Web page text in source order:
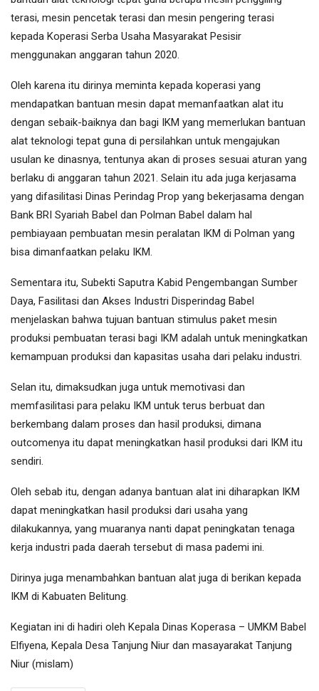
terasi, mesin pencetak terasi dan mesin pengering terasi
kepada Koperasi Serba Usaha Masyarakat Pesisir
menggunakan anggaran tahun 2020.
Oleh karena itu dirinya meminta kepada koperasi yang
mendapatkan bantuan mesin dapat memanfaatkan alat itu
dengan sebaik-baiknya dan bagi IKM yang memerlukan bantuan
alat teknologi tepat guna di persilahkan untuk mengajukan
usulan ke dinasnya, tentunya akan di proses sesuai aturan yang
berlaku di anggaran tahun 2021. Selain itu ada juga kerjasama
yang difasilitasi Dinas Perindag Prop yang bekerjasama dengan
Bank BRI Syariah Babel dan Polman Babel dalam hal
pembiayaan pembuatan mesin peralatan IKM di Polman yang
bisa dimanfaatkan pelaku IKM.
Sementara itu, Subekti Saputra Kabid Pengembangan Sumber
Daya, Fasilitasi dan Akses Industri Disperindag Babel
menjelaskan bahwa tujuan bantuan stimulus paket mesin
produksi pembuatan terasi bagi IKM adalah untuk meningkatkan
kemampuan produksi dan kapasitas usaha dari pelaku industri.
Selan itu, dimaksudkan juga untuk memotivasi dan
memfasilitasi para pelaku IKM untuk terus berbuat dan
berkembang dalam proses dan hasil produksi, dimana
outcomenya itu dapat meningkatkan hasil produksi dari IKM itu
sendiri.
Oleh sebab itu, dengan adanya bantuan alat ini diharapkan IKM
dapat meningkatkan hasil produksi dari usaha yang
dilakukannya, yang muaranya nanti dapat peningkatan tenaga
kerja industri pada daerah tersebut di masa pademi ini.
Dirinya juga menambahkan bantuan alat juga di berikan kepada
IKM di Kabuaten Belitung.
Kegiatan ini di hadiri oleh Kepala Dinas Koperasa – UMKM Babel
Elfiyena, Kepala Desa Tanjung Niur dan masayarakat Tanjung
Niur (mislam)